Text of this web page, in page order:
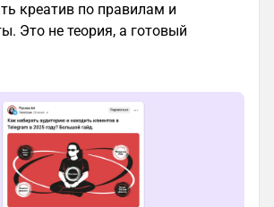
креатив по правилам и
Это не теория, а готовый